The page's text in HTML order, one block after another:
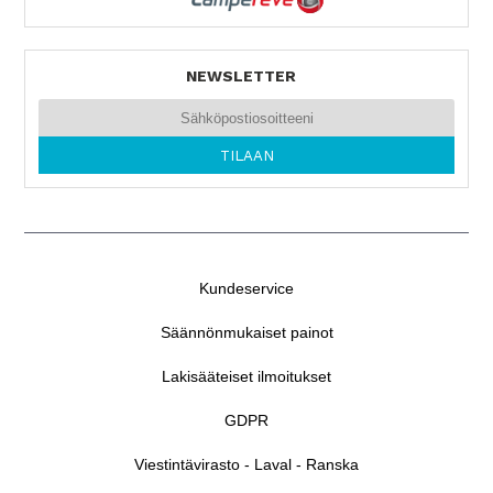
NEWSLETTER
Kundeservice
Säännönmukaiset painot
Lakisääteiset ilmoitukset
GDPR
Viestintävirasto - Laval - Ranska